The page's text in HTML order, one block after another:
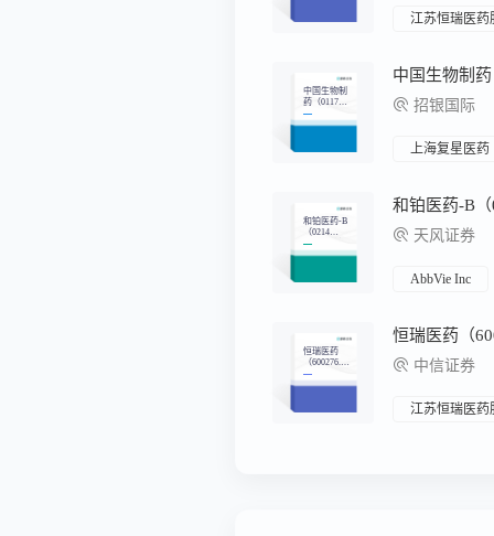
江苏恒瑞医药
中国生物制
药（0117
7）：创新
管线价值重
招银国际
上海复星医药
和铂医药-B
（0214
2）：稀缺
抗体生态浩
天风证券
AbbVie Inc
恒瑞医药
（600276.S
H）深度跟
踪报告—国
中信证券
江苏恒瑞医药